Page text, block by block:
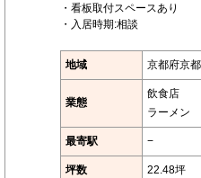
・看板取付スペースあり
・入居時期:相談
地域 京都府京
業態
飲食店
ラーメン
最寄駅 −
坪数 22.48坪